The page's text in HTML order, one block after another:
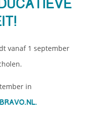
vanaf 1 september
in